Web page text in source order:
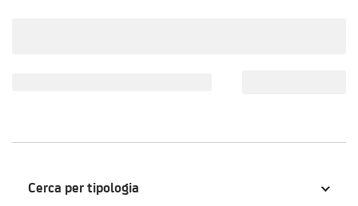
Cerca per tipologia